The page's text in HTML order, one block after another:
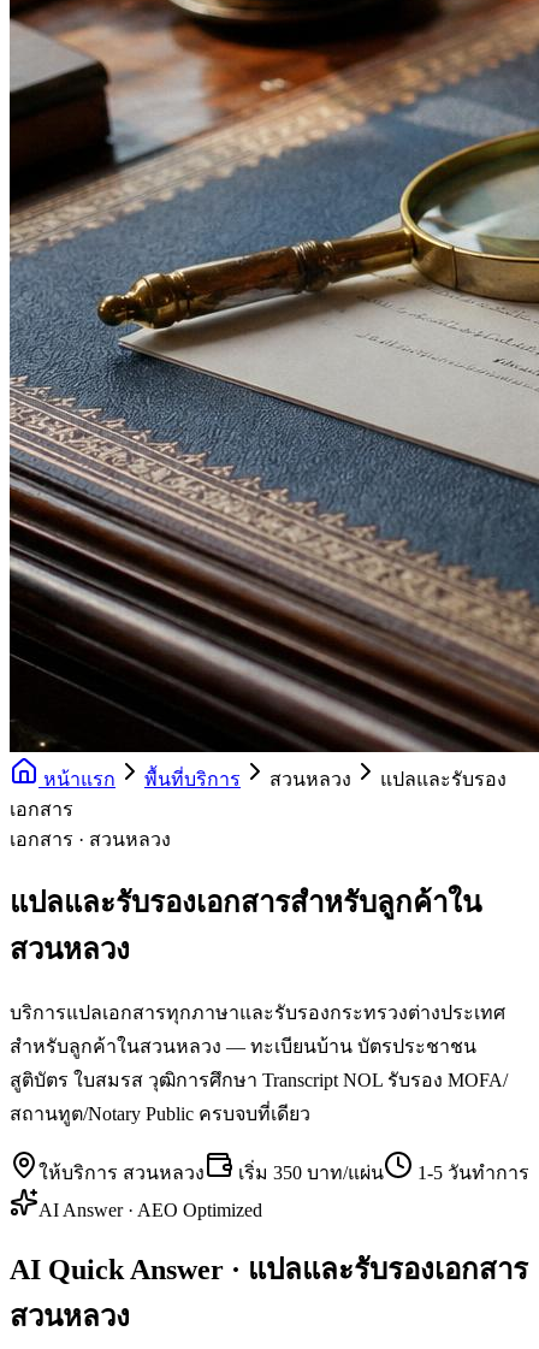
หน้าแรก พื้นที่บริการ สวนหลวง
แปลและรับรอง
เอกสาร
เอกสาร · สวนหลวง
แปลและรับรองเอกสารสำหรับลูกค้าใน
สวนหลวง
บริการแปลเอกสารทุกภาษาและรับรองกระทรวงต่างประเทศ
สำหรับลูกค้าในสวนหลวง — ทะเบียนบ้าน บัตรประชาชน
สูติบัตร ใบสมรส วุฒิการศึกษา Transcript NOL รับรอง MOFA/
สถานทูต/Notary Public ครบจบที่เดียว
ให้บริการ สวนหลวง เริ่ม 350 บาท/แผ่น
1-5 วันทำการ
AI Answer · AEO Optimized
AI Quick Answer · แปลและรับรองเอกสาร
สวนหลวง